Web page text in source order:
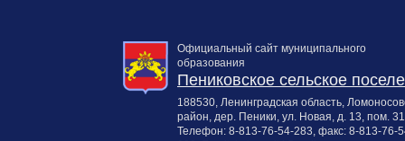
Официальный сайт муниципального
образования
Пениковское сельское
188530, Ленинградская область,
район, дер. Пеники, ул. Новая, д. 13, пом. 31
Телефон: 8-813-76-54-283, факс: 8-813-76-